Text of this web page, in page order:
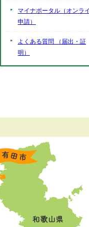
マイナポータル（オンラ
申請）
よくある質問 （届出・証
明）